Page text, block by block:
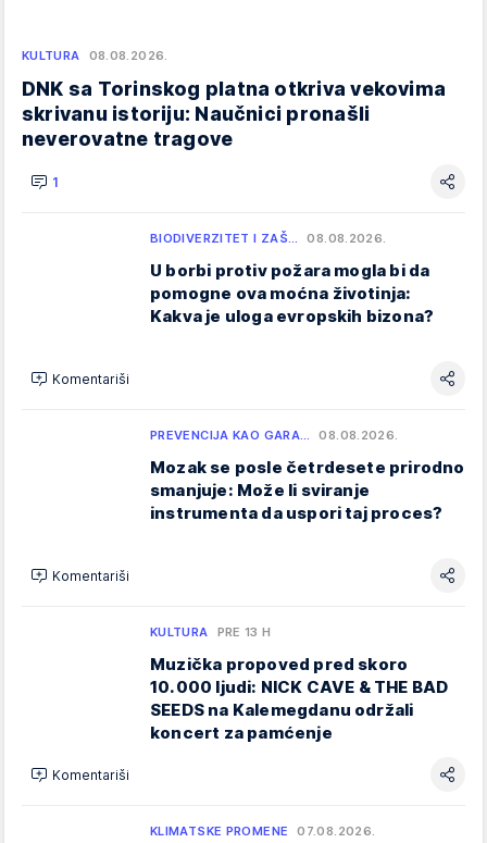
KULTURA 08.08.2026.
DNK sa Torinskog platna otkriva vekovima
skrivanu istoriju: Naučnici pronašli
neverovatne tragove
1
BIODIVERZITET I ZAŠ… 08.08.2026.
U borbi protiv požara mogla bi da
pomogne ova moćna životinja:
Kakva je uloga evropskih bizona?
Komentariši
PREVENCIJA KAO GARA… 08.08.2026.
Mozak se posle četrdesete prirodno
smanjuje: Može li sviranje
instrumenta da uspori taj proces?
Komentariši
KULTURA PRE 13 H
Muzička propoved pred skoro
10.000 ljudi: NICK CAVE & THE BAD
SEEDS na Kalemegdanu održali
koncert za pamćenje
Komentariši
KLIMATSKE PROMENE 07.08.2026.